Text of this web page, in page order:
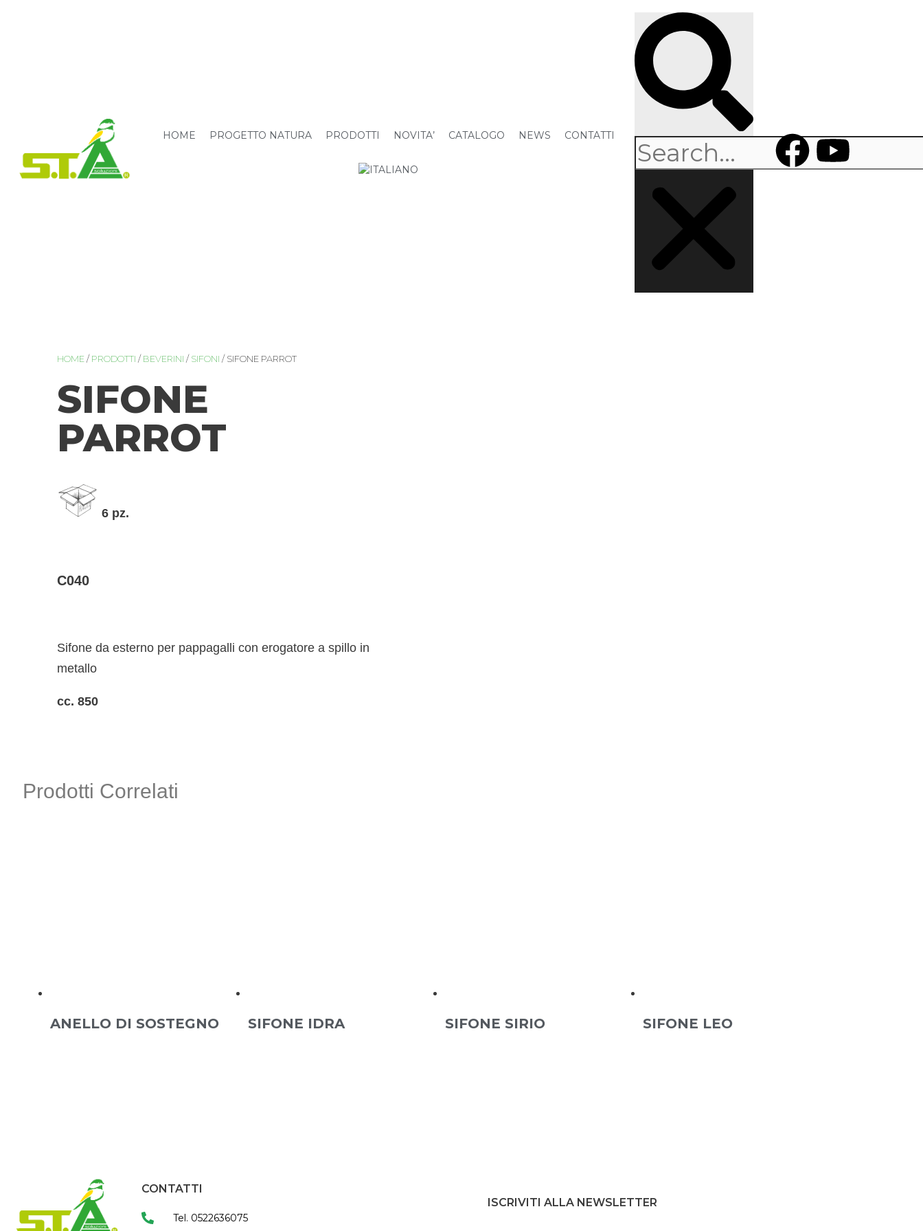
HOME PROGETTO NATURA PRODOTTI NOVITA’ CATALOGO NEWS CONTATTI
HOME/ PRODOTTI / BEVERINI / SIFONI / SIFONE PARROT
SIFONE
PARROT
6 pz.
C040
Sifone da esterno per pappagalli con erogatore a spillo in
metallo
cc. 850
Prodotti Correlati
ANELLO DI SOSTEGNO SIFONE IDRA SIFONE SIRIO SIFONE LEO
CONTATTI
Tel. 0522636075
ISCRIVITI ALLA NEWSLETTER